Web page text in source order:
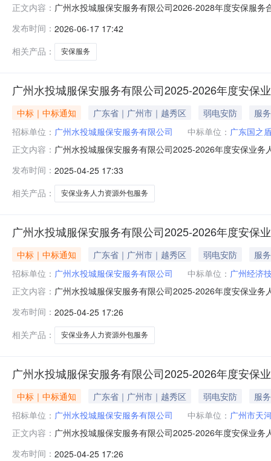
正文内容： 广州水投城服保安服务有限公司2026-2028年度安保服
2028年度安保服务合作供应商采购项目1.2项目编号：
发布时间： 2026-06-17 17:42
相关产品：
安保服务
广州水投城服保安服务有限公司2025-2026年度安保
中标｜中标通知 广东省｜广州市｜越秀区 弱电安防
服务
招标单位： 广州水投城服保安服务有限公司 中标单位： 广东国之
正文内容： 广州水投城服保安服务有限公司2025-2026年度安保业
安保业务人力资源外包服务项目（第二批）（子包五）
元/人/次三
发布时间： 2025-04-25 17:33
相关产品：
安保业务人力资源外包服务
广州水投城服保安服务有限公司2025-2026年度安保
中标｜中标通知 广东省｜广州市｜越秀区 弱电安防
服务
招标单位： 广州水投城服保安服务有限公司 中标单位： 广州经济
正文内容： 广州水投城服保安服务有限公司2025-2026年度安保业
安保业务人力资源外包服务项目（第二批）（子包二）
人员380元/
发布时间： 2025-04-25 17:26
相关产品：
安保业务人力资源外包服务
广州水投城服保安服务有限公司2025-2026年度安保
中标｜中标通知 广东省｜广州市｜越秀区 弱电安防
服务
招标单位： 广州水投城服保安服务有限公司 中标单位： 广州市天
正文内容： 广州水投城服保安服务有限公司2025-2026年度安保业
安保业务人力资源外包服务项目（第二批）（子包四）
发布时间： 2025-04-25 17:26